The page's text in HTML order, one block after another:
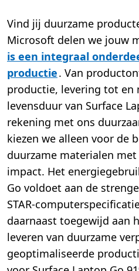
Vind jij duurzame
Microsoft delen we jouw
is een integraal
productie. Van
productie, levering tot en
levensduur van Surface
rekening met ons
kiezen we alleen voor de
duurzame materialen
impact. Het
Go voldoet aan de
STAR-
daarnaast toegewijd aan
leveren van duurzame
geoptimaliseerde